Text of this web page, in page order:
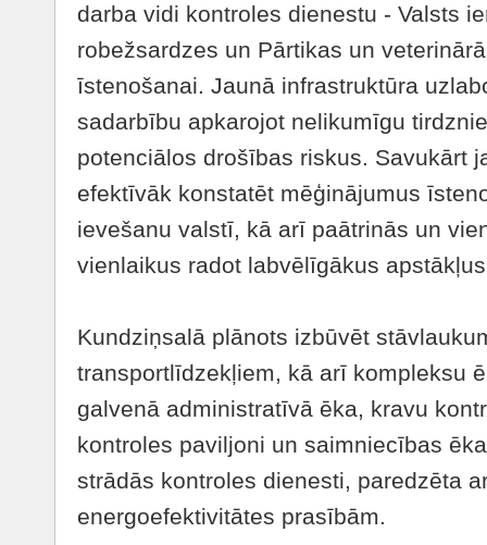
darba vidi kontroles dienestu - Valsts
robežsardzes un Pārtikas un
īstenošanai. Jaunā infrastruktūra
sadarbību apkarojot nelikumīgu
potenciālos drošības riskus. Savukārt
efektīvāk konstatēt mēģinājumus
ievešanu valstī, kā arī paātrinās un
vienlaikus radot labvēlīgākus
Kundziņsalā plānots izbūvēt
transportlīdzekļiem, kā arī kompleksu
galvenā administratīvā ēka, kravu
kontroles paviljoni un saimniecības
strādās kontroles dienesti, paredzēta
energoefektivitātes prasībām.